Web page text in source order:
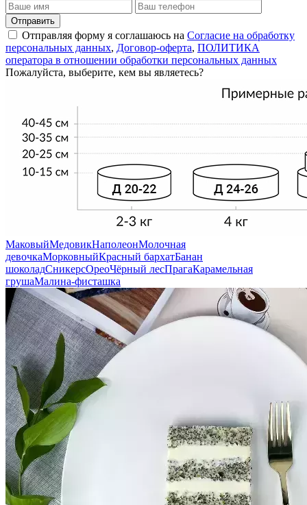
Отправить
Отправляя форму я соглашаюсь на Согласие на обработку
персональных данных, Договор-оферта, ПОЛИТИКА
оператора в отношении обработки персональных данных
Пожалуйста, выберите, кем вы являетесь?
МаковыйМедовикНаполеонМолочная
девочкаМорковныйКрасный бархатБанан
шоколадСникерсОреоЧёрный лесПрагаКарамельная
грушаМалина-фисташка